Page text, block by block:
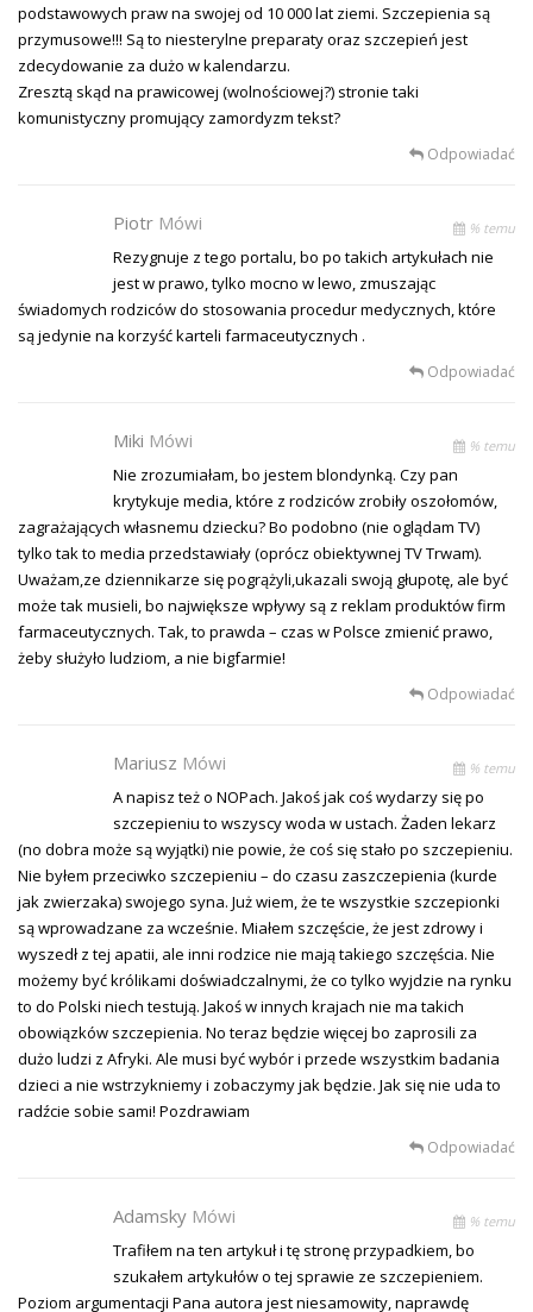
podstawowych praw na swojej od 10 000 lat ziemi. Szczepienia są
przymusowe!!! Są to niesterylne preparaty oraz szczepień jest
zdecydowanie za dużo w kalendarzu.
Zresztą skąd na prawicowej (wolnościowej?) stronie taki
komunistyczny promujący zamordyzm tekst?
Odpowiadać
Piotr Mówi % temu
Rezygnuje z tego portalu, bo po takich artykułach nie
jest w prawo, tylko mocno w lewo, zmuszając
świadomych rodziców do stosowania procedur medycznych, które
są jedynie na korzyść karteli farmaceutycznych .
Odpowiadać
Miki Mówi % temu
Nie zrozumiałam, bo jestem blondynką. Czy pan
krytykuje media, które z rodziców zrobiły oszołomów,
zagrażających własnemu dziecku? Bo podobno (nie oglądam TV)
tylko tak to media przedstawiały (oprócz obiektywnej TV Trwam).
Uważam,ze dziennikarze się pogrążyli,ukazali swoją głupotę, ale być
może tak musieli, bo największe wpływy są z reklam produktów firm
farmaceutycznych. Tak, to prawda – czas w Polsce zmienić prawo,
żeby służyło ludziom, a nie bigfarmie!
Odpowiadać
Mariusz Mówi % temu
A napisz też o NOPach. Jakoś jak coś wydarzy się po
szczepieniu to wszyscy woda w ustach. Żaden lekarz
(no dobra może są wyjątki) nie powie, że coś się stało po szczepieniu.
Nie byłem przeciwko szczepieniu – do czasu zaszczepienia (kurde
jak zwierzaka) swojego syna. Już wiem, że te wszystkie szczepionki
są wprowadzane za wcześnie. Miałem szczęście, że jest zdrowy i
wyszedł z tej apatii, ale inni rodzice nie mają takiego szczęścia. Nie
możemy być królikami doświadczalnymi, że co tylko wyjdzie na rynku
to do Polski niech testują. Jakoś w innych krajach nie ma takich
obowiązków szczepienia. No teraz będzie więcej bo zaprosili za
dużo ludzi z Afryki. Ale musi być wybór i przede wszystkim badania
dzieci a nie wstrzykniemy i zobaczymy jak będzie. Jak się nie uda to
radźcie sobie sami! Pozdrawiam
Odpowiadać
Adamsky Mówi % temu
Trafiłem na ten artykuł i tę stronę przypadkiem, bo
szukałem artykułów o tej sprawie ze szczepieniem.
Poziom argumentacji Pana autora jest niesamowity, naprawdę